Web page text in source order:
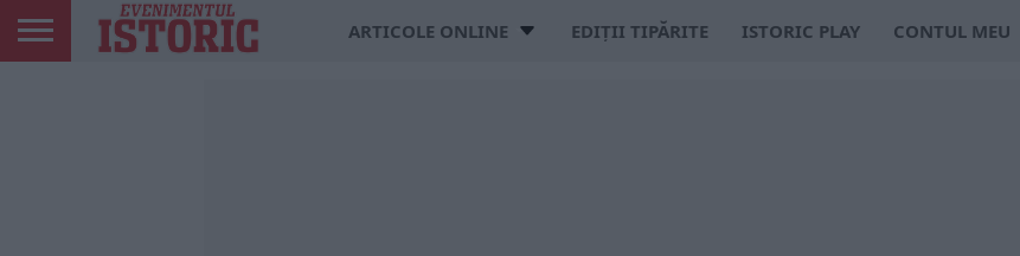
ARTICOLE ONLINE EDIȚII TIPĂRITE ISTORIC PLAY CONTUL MEU